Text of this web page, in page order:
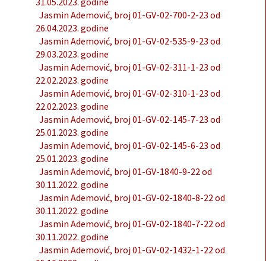
Jasmin Ademović, broj 01-GV-02-700-2-23 od
26.04.2023. godine
Jasmin Ademović, broj 01-GV-02-535-9-23 od
29.03.2023. godine
Jasmin Ademović, broj 01-GV-02-311-1-23 od
22.02.2023. godine
Jasmin Ademović, broj 01-GV-02-310-1-23 od
22.02.2023. godine
Jasmin Ademović, broj 01-GV-02-145-7-23 od
25.01.2023. godine
Jasmin Ademović, broj 01-GV-02-145-6-23 od
25.01.2023. godine
Jasmin Ademović, broj 01-GV-1840-9-22 od
30.11.2022. godine
Jasmin Ademović, broj 01-GV-02-1840-8-22 od
30.11.2022. godine
Jasmin Ademović, broj 01-GV-02-1840-7-22 od
30.11.2022. godine
Jasmin Ademović, broj 01-GV-02-1432-1-22 od